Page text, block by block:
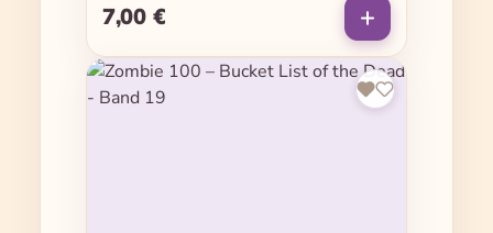
Regulärer Preis:
7,00 €